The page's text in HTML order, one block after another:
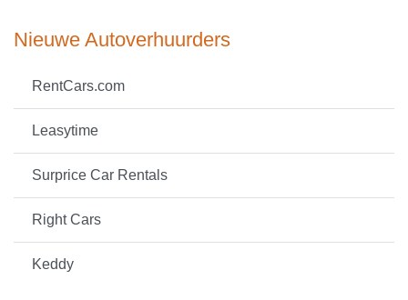
Nieuwe Autoverhuurders
RentCars.com
Leasytime
Surprice Car Rentals
Right Cars
Keddy